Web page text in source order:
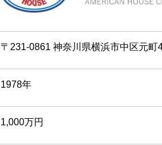
〒231-0861 神奈川県横浜市中区元町
1978年
1,000万円